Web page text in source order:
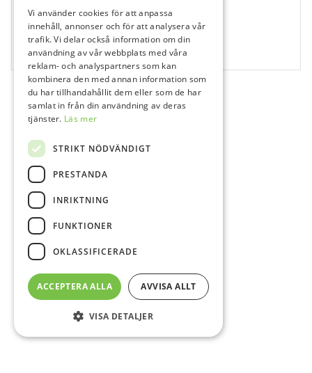
158870
Salivrör F. Hygosurge XL Vit, 165 x ø11 mm
25 st
Vi använder cookies för att anpassa
innehåll, annonser och för att analysera vår
trafik. Vi delar också information om din
användning av vår webbplats med våra
reklam- och analyspartners som kan
kombinera den med annan information som
du har tillhandahållit dem eller som de har
samlat in från din användning av deras
tjänster. Läs mer
STRIKT NÖDVÄNDIGT
PRESTANDA
INRIKTNING
FUNKTIONER
OKLASSIFICERADE
ACCEPTERA ALLA AVVISA ALLT
VISA DETALJER